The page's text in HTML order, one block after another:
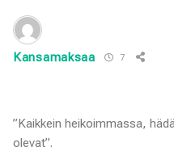
Kansamaksaa 7
”Kaikkein heikoimmassa,
olevat”.